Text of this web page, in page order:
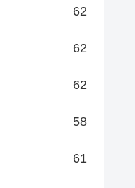
62
62
62
58
61